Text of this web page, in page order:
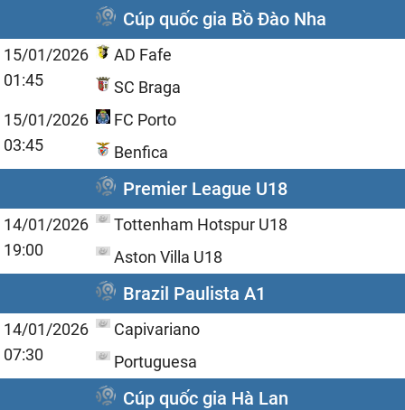
Cúp quốc gia Bồ Đào Nha
15/01/2026
01:45
AD Fafe
SC Braga
15/01/2026
03:45
FC Porto
Benfica
Premier League U18
14/01/2026
19:00
Tottenham Hotspur U18
Aston Villa U18
Brazil Paulista A1
14/01/2026
07:30
Capivariano
Portuguesa
Cúp quốc gia Hà Lan